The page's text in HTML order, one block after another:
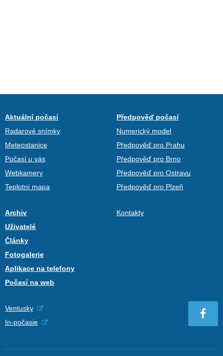
Aktuální počasí
Radarové snímky
Meteostanice
Počasí u vás
Webkamery
Teplotní mapa
Předpověď počasí
Numerický model
Předpověď pro Prahu
Předpověď pro Brno
Předpověď pro Ostravu
Předpověď pro Plzeň
Archiv
Uživatelé
Články
Fotogalerie
Aplikace na telefony
Počasí na web
Kontakty
Ventusky
In-počasie